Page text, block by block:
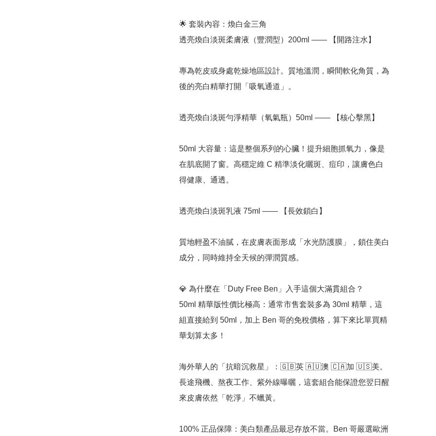
🌟 套裝內容：煥白金三角
透亮煥白淡斑柔膚液（豐潤型）200ml —— 【開路注水】
專為乾皮或身處乾燥地區設計。質地溫潤，瞬間軟化角質，為
後的亮白精華打開「吸氧通道」。
透亮煥白淡斑勻淨精華（氧氣瓶）50ml —— 【核心擊黑】
50ml 大容量：這是整個系列的心臟！提升細胞抓氧力，像是
在肌底開了窗。高穩定維 C 精準淡化曬斑、痘印，讓膚色白
得健康、通透。
透亮煥白淡斑乳液 75ml —— 【長效鎖白】
質地輕盈不油膩，在皮膚表面形成「水光防護膜」，鎖住美白
成分，同時維持全天候的彈潤質感。
💎 為什麼在「Duty Free Ben」入手這個大滿貫組合？
50ml 精華版性價比極高：通常市售套裝多為 30ml 精華，這
組直接給到 50ml，加上 Ben 哥的免稅價格，算下來比單買精
華划算太多！
海外華人的「抗暗沉救星」：🇬🇧英 🇦🇺澳 🇨🇦加 🇺🇸美。
長途飛機、熬夜工作、紫外線曝曬，這套組合能保證您翌日醒
來皮膚依然「乾淨」不蠟黃。
100% 正品保障：美白類產品最忌存放不當。Ben 哥嚴選歐洲